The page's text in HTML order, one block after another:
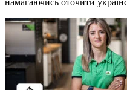
намагаючись оточити